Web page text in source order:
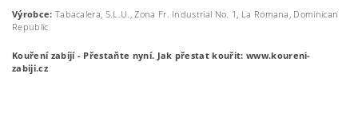
Výrobce: Tabacalera, S.L.U., Zona Fr. Industrial No. 1, La Romana, Dominican
Republic
Kouření zabíjí - Přestaňte nyní. Jak přestat kouřit: www.koureni-
zabiji.cz